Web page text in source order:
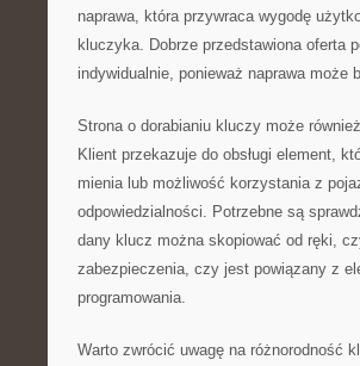
naprawa, która przywraca wygodę
kluczyka. Dobrze przedstawiona oferta
indywidualnie, ponieważ naprawa
Strona o dorabianiu kluczy może
Klient przekazuje do obsługi element,
mienia lub możliwość korzystania z
odpowiedzialności. Potrzebne są
dany klucz można skopiować od ręki,
zabezpieczenia, czy jest powiązany z
programowania.
Warto zwrócić uwagę na różnorodność